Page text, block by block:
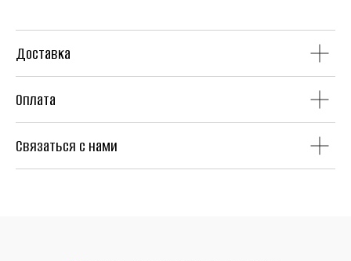
Доставка
Оплата
Связаться с нами